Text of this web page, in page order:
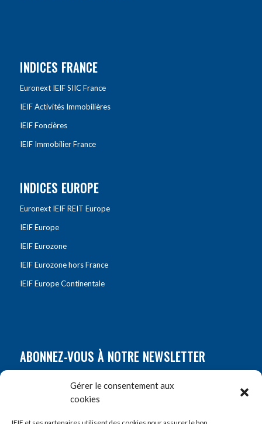
Gérer le consentement aux
cookies
INDICES FRANCE
Euronext IEIF SIIC France
IEIF Activités Immobilières
IEIF Foncières
IEIF Immobilier France
INDICES EUROPE
Euronext IEIF REIT Europe
IEIF Europe
IEIF Eurozone
IEIF Eurozone hors France
IEIF Europe Continentale
ABONNEZ-VOUS À NOTRE NEWSLETTER
Prénom*